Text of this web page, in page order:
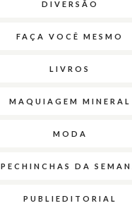
DIVERSÃO
FAÇA VOCÊ MESMO
LIVROS
MAQUIAGEM MINERAL
MODA
PECHINCHAS DA
PUBLIEDITORIAL